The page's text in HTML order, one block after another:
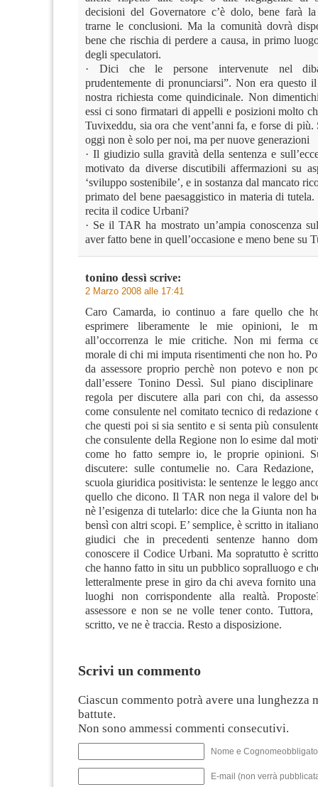
decisioni del Governatore c’è dolo, bene farà
trarne le conclusioni. Ma la comunità dovrà
bene che rischia di perdere a causa, in primo
degli speculatori.
· Dici che le persone intervenute nel
prudentemente di pronunciarsi”. Non era questo
nostra richiesta come quindicinale. Non
essi ci sono firmatari di appelli e posizioni molto
Tuvixeddu, sia ora che vent’anni fa, e forse di più.
oggi non è solo per noi, ma per nuove generazioni
· Il giudizio sulla gravità della sentenza e
motivato da diverse discutibili affermazioni su
‘sviluppo sostenibile’, e in sostanza dal mancato
primato del bene paesaggistico in materia di
recita il codice Urbani?
· Se il TAR ha mostrato un’ampia conoscenza
aver fatto bene in quell’occasione e meno bene su
tonino dessì scrive:
2 Marzo 2008 alle 17:41
Caro Camarda, io continuo a fare quello che
esprimere liberamente le mie opinioni, le
all’occorrenza le mie critiche. Non mi ferma
morale di chi mi imputa risentimenti che non ho.
da assessore proprio perchè non potevo e non
dall’essere Tonino Dessì. Sul piano
regola per discutere alla pari con chi, da
come consulente nel comitato tecnico di redazione
che questi poi si sia sentito e si senta più
che consulente della Regione non lo esime dal
come ho fatto sempre io, le proprie opinioni.
discutere: sulle contumelie no. Cara
scuola giuridica positivista: le sentenze le leggo
quello che dicono. Il TAR non nega il valore del
nè l’esigenza di tutelarlo: dice che la Giunta non
bensì con altri scopi. E’ semplice, è scritto in
giudici che in precedenti sentenze hanno
conoscere il Codice Urbani. Ma sopratutto è
che hanno fatto in situ un pubblico sopralluogo e
letteralmente prese in giro da chi aveva fornito
luoghi non corrispondente alla realtà.
assessore e non se ne volle tener conto.
scritto, ve ne è traccia. Resto a disposizione.
Scrivi un commento
Ciascun commento potrà avere una lunghezza
battute.
Non sono ammessi commenti consecutivi.
Nome e
E-mail (non verrà